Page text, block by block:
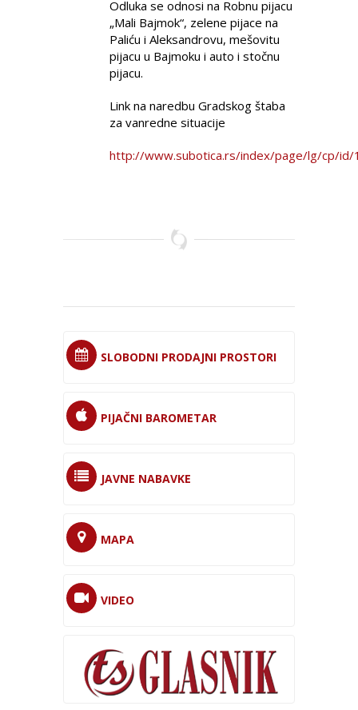
Odluka se odnosi na Robnu pijacu
„Mali Bajmok“, zelene pijace na
Paliću i Aleksandrovu, mešovitu
pijacu u Bajmoku i auto i stočnu
pijacu.
Link na naredbu Gradskog štaba
za vanredne situacije
http://www.subotica.rs/index/page/lg/cp/id/
SLOBODNI PRODAJNI PROSTORI
PIJAČNI BAROMETAR
JAVNE NABAVKE
MAPA
VIDEO